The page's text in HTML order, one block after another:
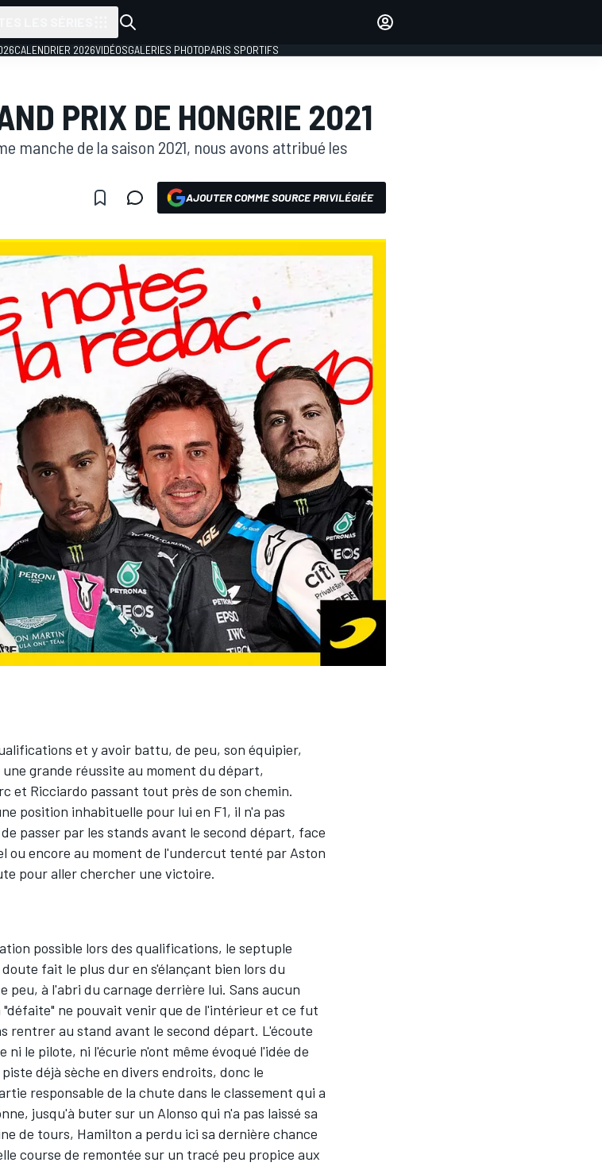
CALENDRIER 2026VIDÉOSGALERIES PHOTOPARIS SPORTIFS
PRIX DE HONGRIE 2021
manche de la saison 2021, nous avons attribué les
AJOUTER COMME SOURCE PRIVILÉGIÉE
et y avoir battu, de peu, son équipier,
grande réussite au moment du départ,
et Ricciardo passant tout près de son chemin.
position inhabituelle pour lui en F1, il n'a pas
passer par les stands avant le second départ, face
ou encore au moment de l'undercut tenté par Aston
pour aller chercher une victoire.
possible lors des qualifications, le septuple
fait le plus dur en s'élançant bien lors du
peu, à l'abri du carnage derrière lui. Sans aucun
ne pouvait venir que de l'intérieur et ce fut
rentrer au stand avant le second départ. L'écoute
ni le pilote, ni l'écurie n'ont même évoqué l'idée de
déjà sèche en divers endroits, donc le
responsable de la chute dans le classement qui a
jusqu'à buter sur un Alonso qui n'a pas laissé sa
de tours, Hamilton a perdu ici sa dernière chance
course de remontée sur un tracé peu propice aux